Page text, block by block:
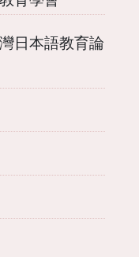
日本語教育論